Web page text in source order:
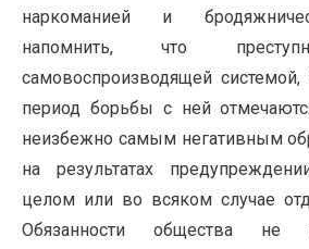
наркоманией и
напомнить, что
самовоспроизводящей
период борьбы с ней
неизбежно самым негативным
на результатах
целом или во всяком случае
Обязанности общества не